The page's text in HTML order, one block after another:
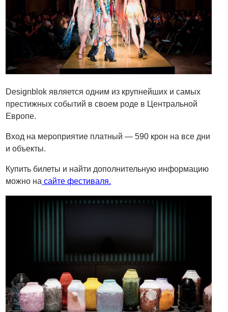
Designblok является одним из крупнейших и самых
престижных событий в своем роде в Центральной
Европе.
Вход на мероприятие платный — 590 крон на все дни
и объекты.
Купить билеты и найти дополнительную информацию
можно на сайте фестиваля.